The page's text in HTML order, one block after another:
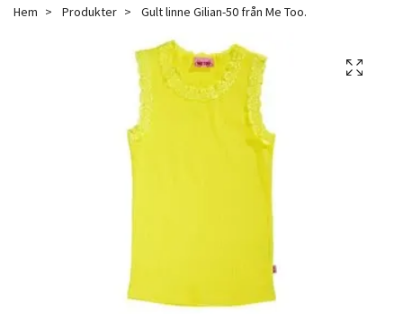
Hem Produkter Gult linne Gilian-50 från Me Too.